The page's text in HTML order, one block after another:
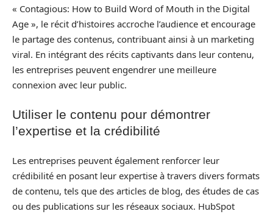
« Contagious: How to Build Word of Mouth in the Digital
Age », le récit d’histoires accroche l’audience et encourage
le partage des contenus, contribuant ainsi à un marketing
viral. En intégrant des récits captivants dans leur contenu,
les entreprises peuvent engendrer une meilleure
connexion avec leur public.
Utiliser le contenu pour démontrer
l’expertise et la crédibilité
Les entreprises peuvent également renforcer leur
crédibilité en posant leur expertise à travers divers formats
de contenu, tels que des articles de blog, des études de cas
ou des publications sur les réseaux sociaux. HubSpot